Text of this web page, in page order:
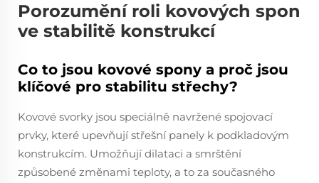
Porozumění roli kovových spon
ve stabilitě konstrukcí
Co to jsou kovové spony a proč jsou
klíčové pro stabilitu střechy?
Kovové svorky jsou speciálně navržené spojovací
prvky, které upevňují střešní panely k podkladovým
konstrukcím. Umožňují dilataci a smrštění
způsobené změnami teploty, a to za současného